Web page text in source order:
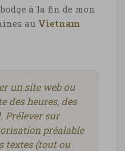
à la fin de mon
au Vietnam
un site web ou
des heures, des
Prélever sur
préalable
textes (tout ou